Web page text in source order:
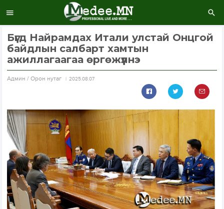
Бүгд Найрамдах Итали улстай Онцгой
байдлын салбарт хамтын
ажиллагаагаа өргөжүүлнэ
Aдмин / Орон нутаг 2025.08.07